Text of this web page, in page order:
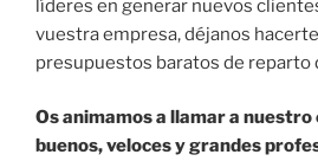
líderes en generar nuevos
vuestra empresa, déjanos
presupuestos baratos de reparto
Os animamos a llamar a nuestro
buenos, veloces y grandes